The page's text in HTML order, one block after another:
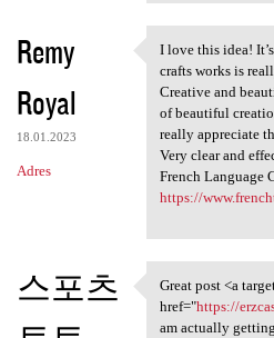
Remy
Royal
18.01.2023
Adres
I love this idea!
I love this idea!
crafts works is
Creative and
of beautiful
really appreciate
Very clear and
French Language
https://
스포츠
Great post <a
Great post <a
href="https://
am actually